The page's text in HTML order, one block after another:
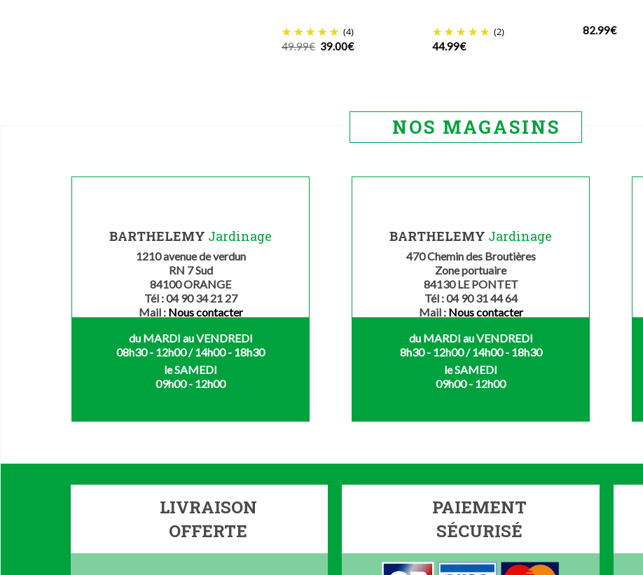
(4)
49.99€ Le
39.00€Le
(2)
44.99€
82.99€
NOS MAGASINS
BARTHELEMY Jardinage
1210 avenue de verdun
RN 7 Sud
84100 ORANGE
Tél : 04 90 34 21 27
Mail : Nous contacter
du MARDI au VENDREDI
08h30 - 12h00 / 14h00 - 18h30
le SAMEDI
09h00 - 12h00
BARTHELEMY Jardinage
470 Chemin des Broutières
Zone portuaire
84130 LE PONTET
Tél : 04 90 31 44 64
Mail : Nous contacter
du MARDI au VENDREDI
8h30 - 12h00 / 14h00 - 18h30
le SAMEDI
09h00 - 12h00
LIVRAISON
OFFERTE
PAIEMENT
SÉCURISÉ